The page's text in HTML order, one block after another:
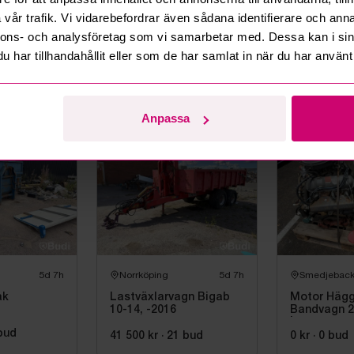
trafik. Vi vidarebefordrar även sådana identifierare och
och analysföretag som vi samarbetar med. Dessa kan i
har tillhandahållit eller som de har samlat in när du har
Anpassa
5d 6h
1.6
Norrköping 5d 6h
Volkswagen Transporter
Norrköping
10 000 kr ·9
5d 7h Norrköping 5d 7h
Lastväxlarvagn Bigab
10-14, -2016
41 500 kr · 21 bud
Motor
Bandvagn
Automat |
0 kr · 0 bud